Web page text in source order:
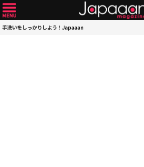
手洗いをしっかりしよう！Japaaan